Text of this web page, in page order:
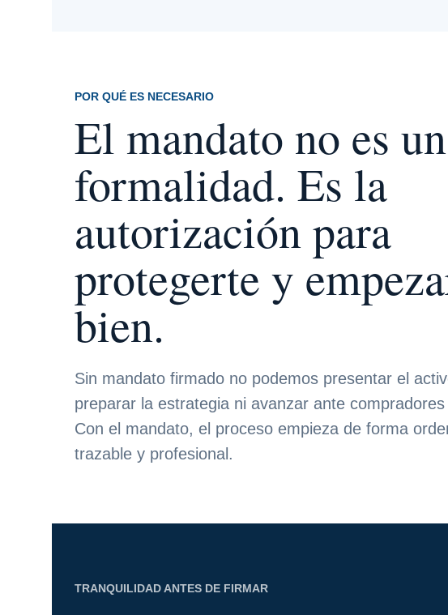
POR QUÉ ES NECESARIO
El mandato no es
formalidad. Es la
autorización para
protegerte y
bien.
Sin mandato firmado no podemos presentar el
preparar la estrategia ni avanzar ante compradores
Con el mandato, el proceso empieza de forma
trazable y profesional.
TRANQUILIDAD ANTES DE FIRMAR